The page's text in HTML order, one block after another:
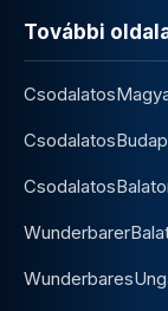
További